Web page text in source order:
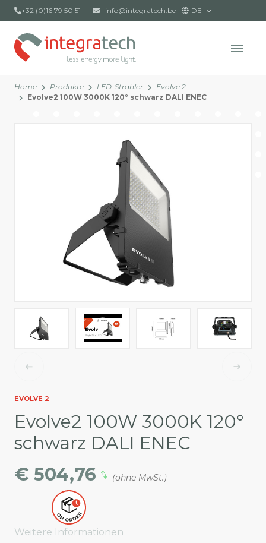
+32 (0)16 79 50 51 info@integratech.be DE
Home Produkte LED-Strahler
Evolve 2
Evolve2 100W 3000K 120° schwarz DALI ENEC
EVOLVE 2
Evolve2 100W 3000K 120°
schwarz DALI ENEC
€ 504,76
(ohne MwSt.)
Weitere Informationen